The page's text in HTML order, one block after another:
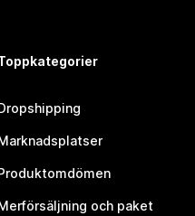
Dropshipping
Marknadsplatser
Produktomdömen
Merförsäljning och paket